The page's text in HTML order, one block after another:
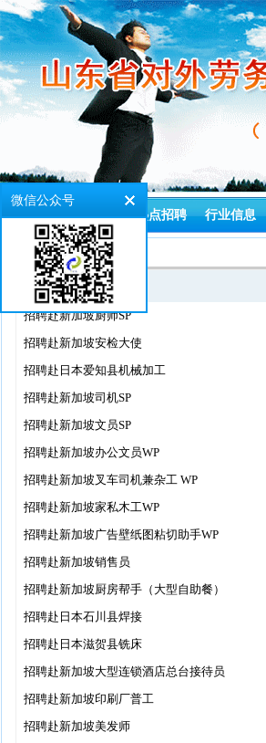
首页 通知公告 热点招聘 行业信息
首页>就业项目
就业项目
招聘赴新加坡厨师SP
招聘赴新加坡安检大使
招聘赴日本爱知县机械加工
招聘赴新加坡司机SP
招聘赴新加坡文员SP
招聘赴新加坡办公文员WP
招聘赴新加坡叉车司机兼杂工 WP
招聘赴新加坡家私木工WP
招聘赴新加坡广告壁纸图粘切助手WP
招聘赴新加坡销售员
招聘赴新加坡厨房帮手（大型自助餐）
招聘赴日本石川县焊接
招聘赴日本滋贺县铣床
招聘赴新加坡大型连锁酒店总台接待员
招聘赴新加坡印刷厂普工
招聘赴新加坡美发师
微信公众号